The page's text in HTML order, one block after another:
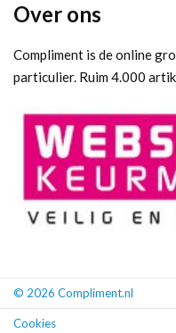
Over ons
Compliment is de online
particulier. Ruim 4.000
© 2026 Compliment.nl
Cookies